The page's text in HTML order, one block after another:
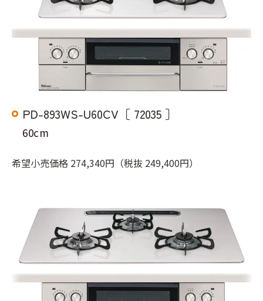
PD-893WS-U60CV［ 72035 ］
60cm
希望小売価格 274,340円（税抜 249,400円）